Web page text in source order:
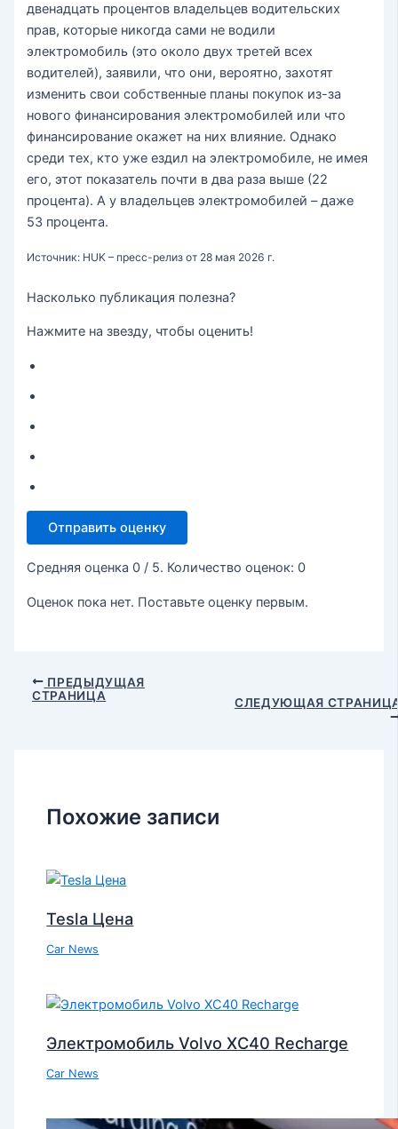
двенадцать процентов владельцев водительских
прав, которые никогда сами не водили
электромобиль (это около двух третей всех
водителей), заявили, что они, вероятно, захотят
изменить свои собственные планы покупок из-за
нового финансирования электромобилей или что
финансирование окажет на них влияние. Однако
среди тех, кто уже ездил на электромобиле, не имея
его, этот показатель почти в два раза выше (22
процента). А у владельцев электромобилей – даже
53 процента.
Источник: HUK – пресс-релиз от 28 мая 2026 г.
Насколько публикация полезна?
Нажмите на звезду, чтобы оценить!
Отправить оценку
Средняя оценка 0 / 5. Количество оценок: 0
Оценок пока нет. Поставьте оценку первым.
ПРЕДЫДУЩАЯ
СТРАНИЦА
СЛЕДУЮЩАЯ
Похожие записи
Tesla Цена
Car News
Электромобиль Volvo XC40 Recharge
Car News